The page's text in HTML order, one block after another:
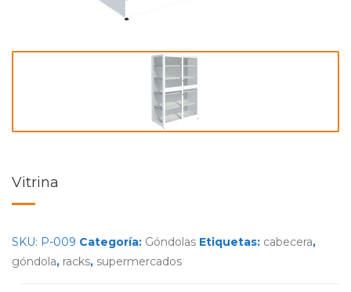
Vitrina
SKU: P-009 Categoría: Góndolas Etiquetas: cabecera,
góndola, racks, supermercados